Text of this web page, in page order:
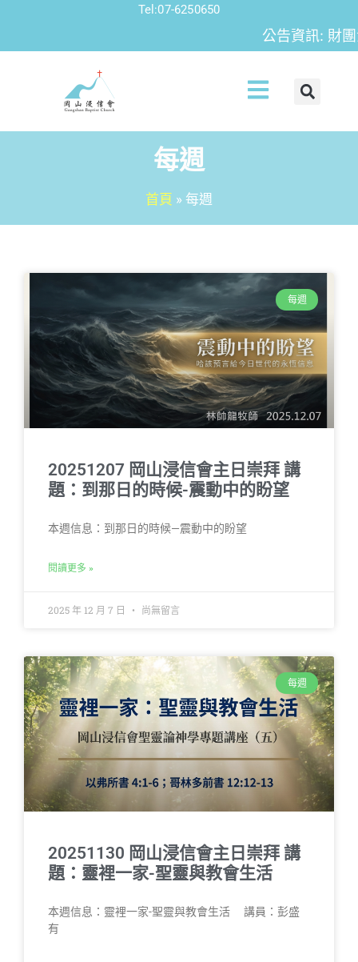
Tel:07-6250650
公告資訊: 財團法人中華
每週
首頁 »每週
每週
20251207 岡山浸信會主日崇拜 講
題：到那日的時候-震動中的盼望
本週信息：到那日的時候—震動中的盼望
閱讀更多 »
2025 年 12 月 7 日 尚無留言
每週
20251130 岡山浸信會主日崇拜 講
題：靈裡一家-聖靈與教會生活
本週信息：靈裡一家-聖靈與教會生活 講員：彭盛
有